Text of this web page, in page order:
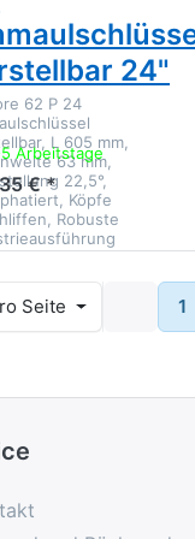
24"
62 P 24
L 605 mm,
63 mm,
22,5°,
Köpfe
Robuste
Arbeitstage
€ *
pro Seite
Seite 1